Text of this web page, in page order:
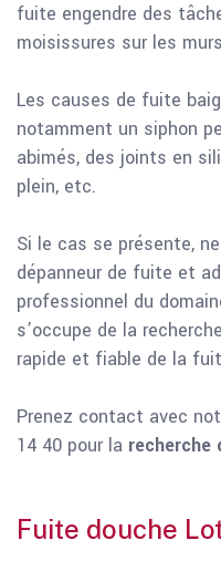
fuite engendre des
moisissures sur les
Les causes de fuite
notamment un siphon
abimés, des joints en
plein, etc.
Si le cas se présente,
dépanneur de fuite et
professionnel du
s’occupe de la
rapide et fiable de la
Prenez contact avec
14 40 pour la recherche
Fuite douche